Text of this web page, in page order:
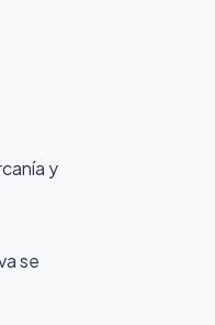
y
se